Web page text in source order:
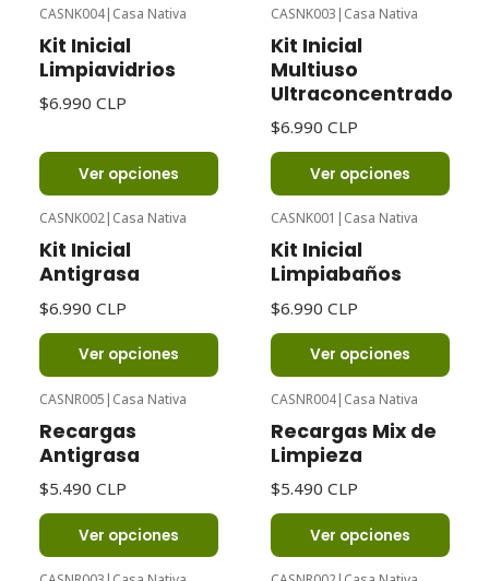
CASNK004| Casa Nativa
Kit Inicial
Limpiavidrios
$6.990 CLP
Ver opciones
CASNK003 | Casa Nativa
Kit Inicial
Multiuso
Ultraconcentrado
$6.990 CLP
Ver opciones
CASNK002| Casa Nativa
Kit Inicial
Antigrasa
$6.990 CLP
Ver opciones
CASNK001 | Casa Nativa
Kit Inicial
Limpiabaños
$6.990 CLP
Ver opciones
CASNR005 | Casa Nativa
Recargas
Antigrasa
$5.490 CLP
Ver opciones
CASNR004| Casa Nativa
Recargas Mix de
Limpieza
$5.490 CLP
Ver opciones